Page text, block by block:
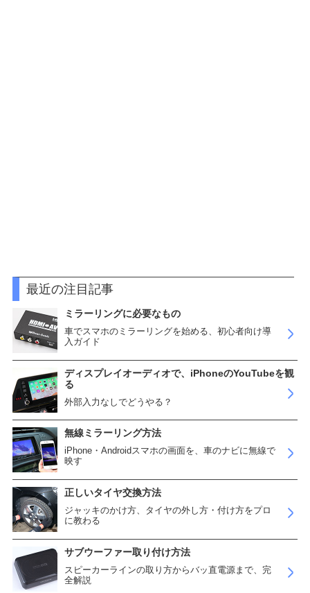
最近の注目記事
ミラーリングに必要なもの
車でスマホのミラーリングを始める、初心者向け導
入ガイド
ディスプレイオーディオで、iPhoneのYouTubeを観
る
外部入力なしでどうやる？
無線ミラーリング方法
iPhone・Androidスマホの画面を、車のナビに無線で
映す
正しいタイヤ交換方法
ジャッキのかけ方、タイヤの外し方・付け方をプロ
に教わる
サブウーファー取り付け方法
スピーカーラインの取り方からバッ直電源まで、完
全解説